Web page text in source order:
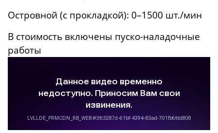
Островной (с прокладкой): 0–1500 шт./мин
В стоимость включены пуско-наладочные
работы